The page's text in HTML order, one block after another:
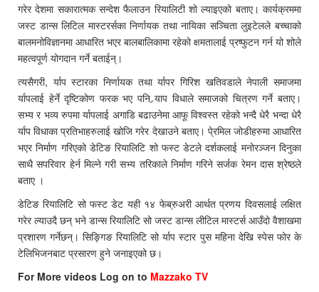
गरेर देशमा सकारात्मक सन्देश फैलाउन रियालिटी शो ल्याइएको बताए। कार्यक्रममा
जस्ट डान्स लिटिल मास्टरर्सका निर्णायक तथा नायिका सञ्चिता लुइटेलले बच्चाको
बालमनोविज्ञानमा आधारित भएर बालबालिकामा रहेको क्षमतालाई प्रष्फुटन गर्न यो शोले
महत्वपूर्ण योगदान गर्ने बताईन्।
त्यसैगरी, र्याप स्टारका निर्णायक तथा र्यापर गिरिश खतिवडाले नेपाली समाजमा
‍र्यापलाई हेर्ने दृष्टिकोण फरक भए पनि र्‍याप विधाले समाजको चित्रण गर्ने बताए।
सभ्य र भव्य रुपमा र्यापलाई अगाडि बढाउनेमा आफू विश्वस्त रहेको भन्दै धेरै भन्दा धेरै
र्याप विधाका प्रतिभाहरुलाई खोजि गरेर देखाउने बताए। पे्रमिल जोडीहरुमा आधारित
भएर निर्माण गरिएको डेटिङ रियालिटि शो फस्ट डेटले दर्शकलाई मनोरञ्जन दिनुका
साथै सपरिवार हेर्न मिल्ने गरी सभ्य तरिकाले निर्माण गरिने सर्जक रेमन दास श्रेष्ठले
बताए ।
डेटिङ रियालिटि सो फस्ट डेट यही १४ फेब्रुअरी आर्थत प्रणय दिवसलाई लक्षित
गरेर ल्याउदै छन् भने डान्स रियालिटि सो जस्ट डान्स लीटिल मास्टर्स आउँदो वैशाखमा
प्रशारण गर्नेछन्। सिङ्गिङ रियालिटि सो र्याप स्टार पुस महिना देखि स्पेस फोर के
टेलिभिजनबाट प्रसारण हुने जनाइएको छ।
For More videos Log on to Mazzako TV